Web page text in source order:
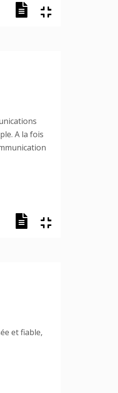
A la fois
et fiable,